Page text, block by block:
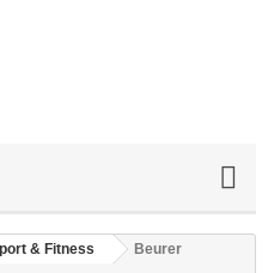
& Fitness
Beurer